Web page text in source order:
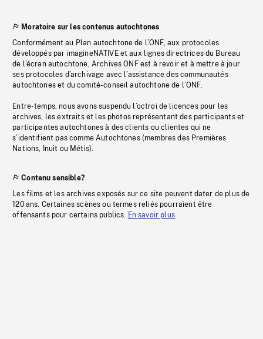
Moratoire sur les contenus autochtones
Conformément au Plan autochtone de l’ONF, aux protocoles
développés par imagineNATIVE et aux lignes directrices du Bureau
de l’écran autochtone, Archives ONF est à revoir et à mettre à jour
ses protocoles d’archivage avec l’assistance des communautés
autochtones et du comité-conseil autochtone de l’ONF.
Entre-temps, nous avons suspendu l’octroi de licences pour les
archives, les extraits et les photos représentant des participants et
participantes autochtones à des clients ou clientes qui ne
s’identifient pas comme Autochtones (membres des Premières
Nations, Inuit ou Métis).
Contenu sensible?
Les films et les archives exposés sur ce site peuvent dater de plus de
120 ans. Certaines scènes ou termes reliés pourraient être
offensants pour certains publics. En savoir plus